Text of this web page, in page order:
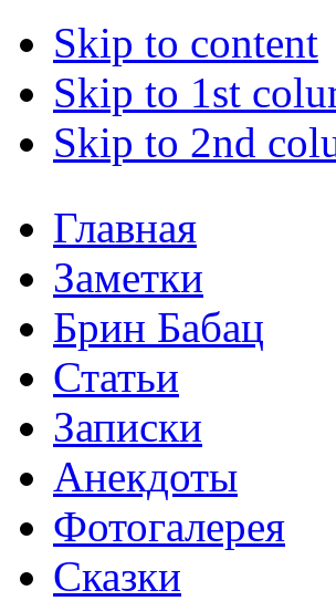
Skip to content
Skip to 1st
Skip to 2nd
Главная
Заметки
Брин Бабац
Статьи
Записки
Анекдоты
Фотогалерея
Сказки